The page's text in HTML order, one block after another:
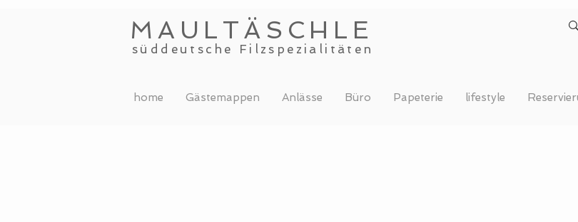
MAULTÄSCHLE
süddeutsche Filzspezialitäten
home Gästemappen Anlässe Büro Papeterie lifestyle